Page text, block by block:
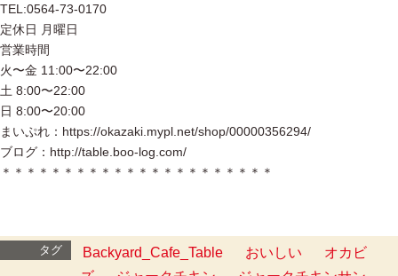
TEL:0564-73-0170
定休日 月曜日
営業時間
火〜金 11:00〜22:00
土 8:00〜22:00
日 8:00〜20:00
まいぷれ：https://okazaki.mypl.net/shop/00000356294/
ブログ：http://table.boo-log.com/
＊＊＊＊＊＊＊＊＊＊＊＊＊＊＊＊＊＊＊＊＊＊
タグ Backyard_Cafe_Table おいしい
オカビ